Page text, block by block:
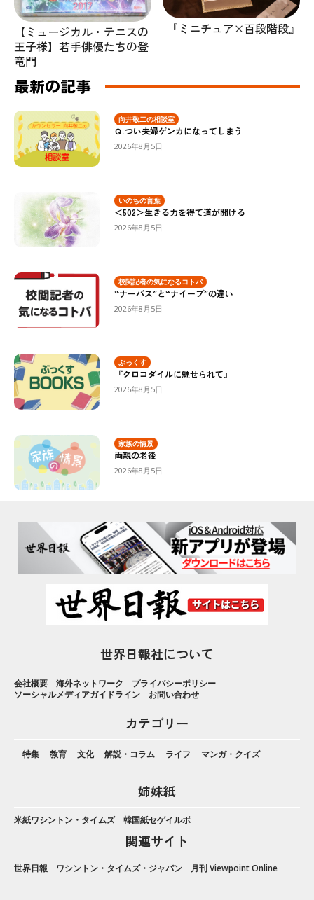
【ミュージカル・テニスの
王子様】若手俳優たちの登
竜門
『ミニチュア×百段階段』
最新の記事
向井敬二の相談室
Ｑ.つい夫婦ゲンカになってしまう
2026年8月5日
いのちの言葉
＜502＞生きる力を得て道が開ける
2026年8月5日
校閲記者の気になるコトバ
“ナーバス”と“ナイーブ”の違い
2026年8月5日
ぶっくす
『クロコダイルに魅せられて』
2026年8月5日
家族の情景
両親の老後
2026年8月5日
世界日報社について
会社概要 海外ネットワーク
プライバシーポリシー
ソーシャルメディアガイドライン
お問い合わせ
カテゴリー
特集 教育 文化 解説・コラム ライフ マンガ・クイズ
姉妹紙
米紙ワシントン・タイムズ 韓国紙セゲイルボ
関連サイト
世界日報 ワシントン・タイムズ・ジャパン 月刊 Viewpoint Online